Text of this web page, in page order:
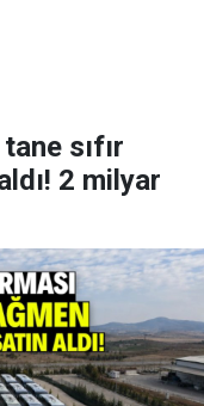
sıfır
2 milyar